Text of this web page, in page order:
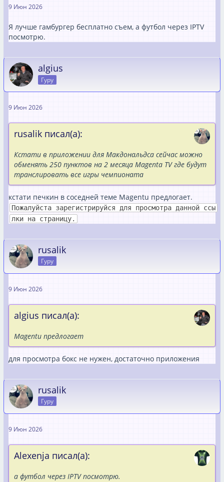
9 Июн 2026
Я лучше гамбургер бесплатно съем, а футбол через IPTV
посмотрю.
algius
Гуру
9 Июн 2026
rusalik писал(а):
Кстати в приложении для Макдональдса сейчас можно
обменять 250 пунктов на 2 месяца Magenta TV где будут
транслировать все игры чемпионата
кстати печкин в соседней теме Magentu предлогает.
Пожалуйста зарегистрируйся для просмотра данной ссы
лки на страницу.
rusalik
Гуру
9 Июн 2026
algius писал(а):
Magentu предлогает
для просмотра бокс не нужен, достаточно приложения
rusalik
Гуру
9 Июн 2026
Alexenja писал(а):
а футбол через IPTV посмотрю.